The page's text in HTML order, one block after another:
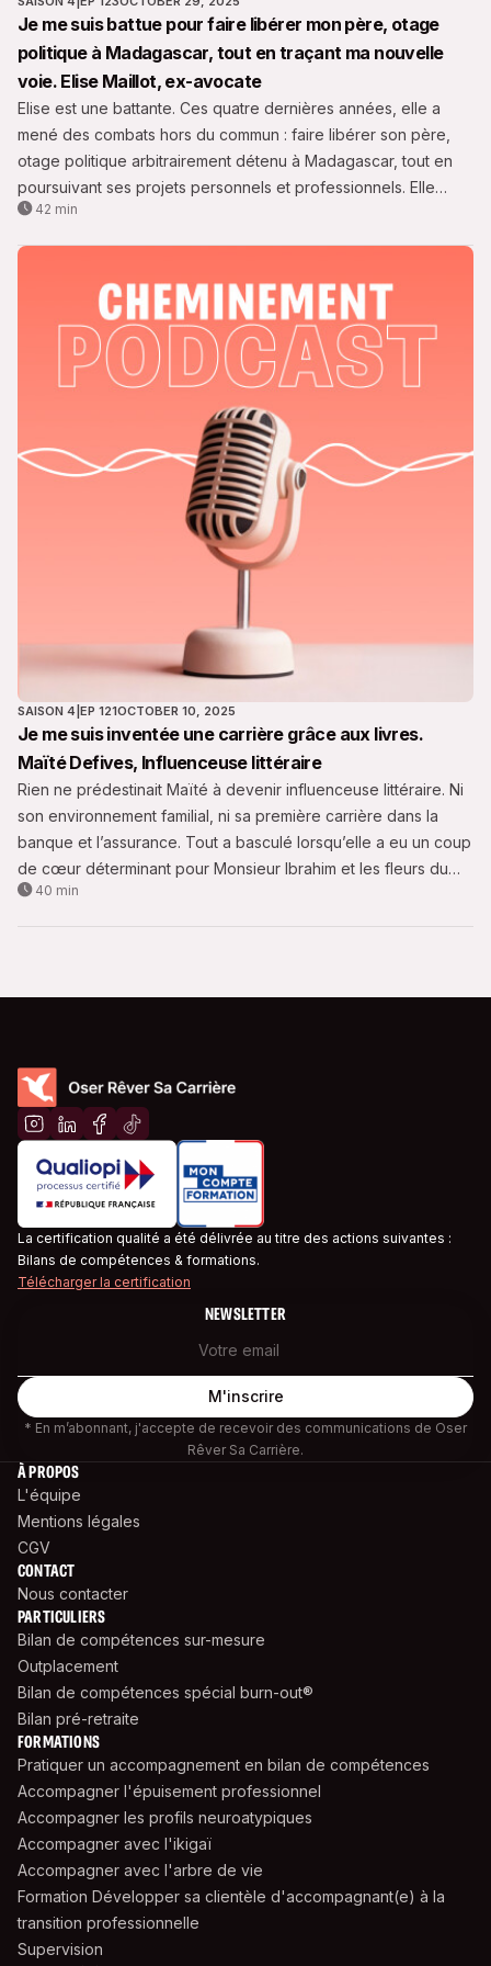
Je me suis battue pour faire libérer mon père, otage
politique à Madagascar, tout en traçant ma nouvelle
voie. Elise Maillot, ex-avocate
Elise est une battante. Ces quatre dernières années, elle a
mené des combats hors du commun : faire libérer son père,
otage politique arbitrairement détenu à Madagascar, tout en
poursuivant ses projets personnels et professionnels. Elle
vient de remporter cette victoire, fruit de ténacité et de
42 min
SAISON 4 EP 121OCTOBER 10, 2025
Je me suis inventée une carrière grâce aux livres.
Maïté Defives, Influenceuse littéraire
Rien ne prédestinait Maïté à devenir influenceuse littéraire. Ni
son environnement familial, ni sa première carrière dans la
banque et l’assurance. Tout a basculé lorsqu’elle a eu un coup
de cœur déterminant pour Monsieur Ibrahim et les fleurs du
Coran d’Eric-Emmanuel Schmitt.
40 min
La certification qualité a été délivrée au titre des actions suivantes :
Bilans de compétences & formations.
Télécharger la certification
NEWSLETTER
* En m’abonnant, j'accepte de recevoir des communications de Oser
Rêver Sa Carrière.
À PROPOS
L'équipe
Mentions légales
CGV
CONTACT
Nous contacter
PARTICULIERS
Bilan de compétences sur-mesure
Outplacement
Bilan de compétences spécial burn-out®
Bilan pré-retraite
FORMATIONS
Pratiquer un accompagnement en bilan de compétences
Accompagner l'épuisement professionnel
Accompagner les profils neuroatypiques
Accompagner avec l'ikigaï
Accompagner avec l'arbre de vie
Formation Développer sa clientèle d'accompagnant(e) à la
transition professionnelle
Supervision